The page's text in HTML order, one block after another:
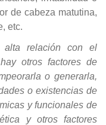
de cabeza matutina,
etc.
alta relación con el
otros factores de
o generarla,
o existencias de
y funcionales de
y otros factores